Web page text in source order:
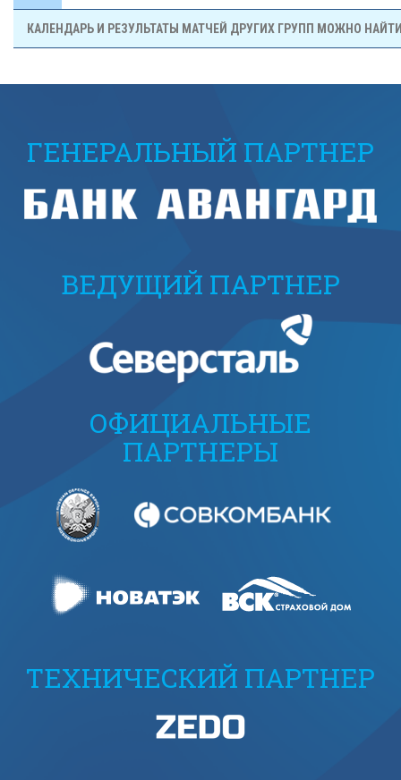
КАЛЕНДАРЬ И РЕЗУЛЬТАТЫ МАТЧЕЙ ДРУГИХ ГРУПП МОЖНО
ГЕНЕРАЛЬНЫЙ ПАРТНЕР
ВЕДУЩИЙ ПАРТНЕР
ОФИЦИАЛЬНЫЕ
ПАРТНЕРЫ
ТЕХНИЧЕСКИЙ ПАРТНЕР